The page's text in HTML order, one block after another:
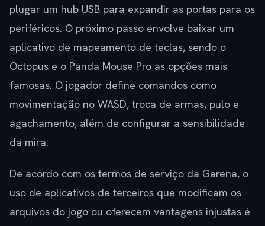
plugar um hub USB para expandir as portas para os
periféricos. O próximo passo envolve baixar um
aplicativo de mapeamento de teclas, sendo o
Octopus e o Panda Mouse Pro as opções mais
famosas. O jogador define comandos como
movimentação no WASD, troca de armas, pulo e
agachamento, além de configurar a sensibilidade
da mira.
De acordo com os termos de serviço da Garena, o
uso de aplicativos de terceiros que modificam os
arquivos do jogo ou oferecem vantagens injustas é